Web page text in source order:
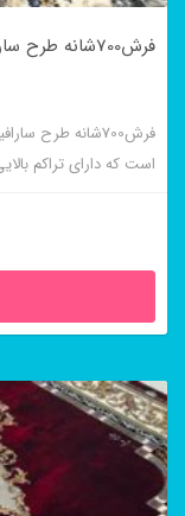
فرش700شانه طرح سارافیلی
فرش700شانه
است که دارای تراکم